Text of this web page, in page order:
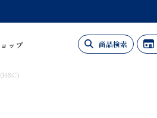
ップ 商品検索